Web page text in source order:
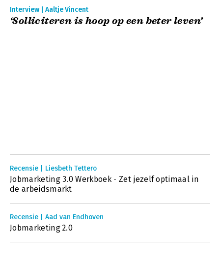
Interview | Aaltje Vincent
‘Solliciteren is hoop op een beter leven’
Recensie | Liesbeth Tettero
Jobmarketing 3.0 Werkboek - Zet jezelf optimaal in
de arbeidsmarkt
Recensie | Aad van Endhoven
Jobmarketing 2.0